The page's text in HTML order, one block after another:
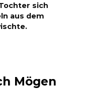
sich
aus dem
Mögen